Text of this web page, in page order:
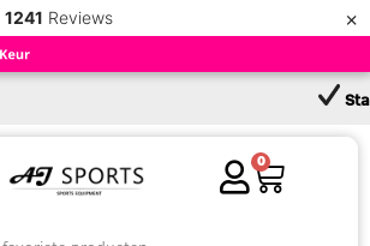
1241 Reviews ×
0